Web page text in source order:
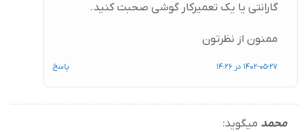
گارانتی یا یک تعمیرکار گوشی صحبت کنید.
ممنون از نظرتون
1402-05-27 در 14:26 پاسخ
محمد میگوید: